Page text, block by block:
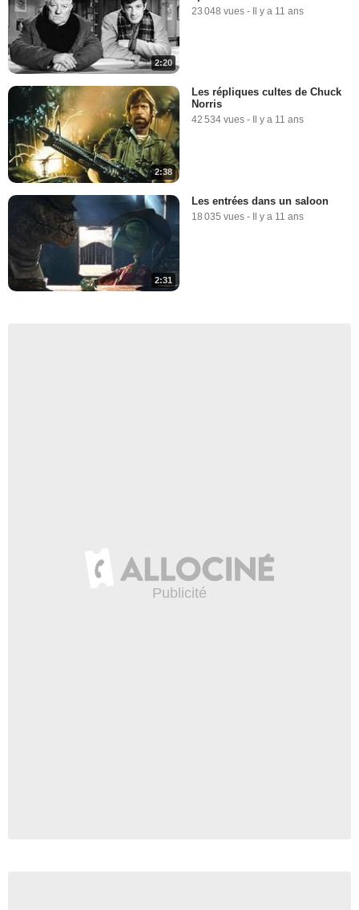
2:20
23 048 vues - Il y a 11 ans
2:38
Les répliques cultes de Chuck
Norris
42 534 vues - Il y a 11 ans
2:31
Les entrées dans un saloon
18 035 vues - Il y a 11 ans